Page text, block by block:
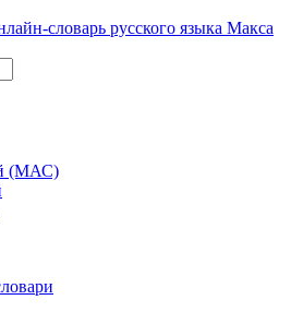
словарь русского языка Макса
(МАС)